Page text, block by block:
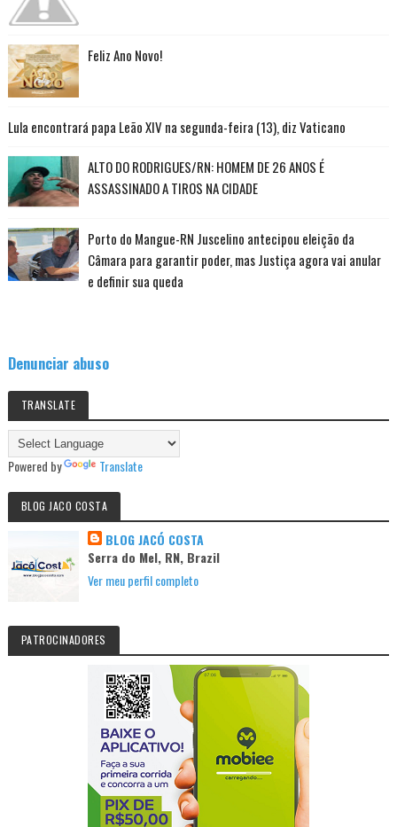
Feliz Ano Novo!
Lula encontrará papa Leão XIV na segunda-feira (13), diz Vaticano
ALTO DO RODRIGUES/RN: HOMEM DE 26 ANOS É
ASSASSINADO A TIROS NA CIDADE
Porto do Mangue-RN Juscelino antecipou eleição da
Câmara para garantir poder, mas Justiça agora vai anular
e definir sua queda
Denunciar abuso
TRANSLATE
Powered by Translate
BLOG JACO COSTA
BLOG JACÓ COSTA
Serra do Mel, RN, Brazil
Ver meu perfil completo
PATROCINADORES